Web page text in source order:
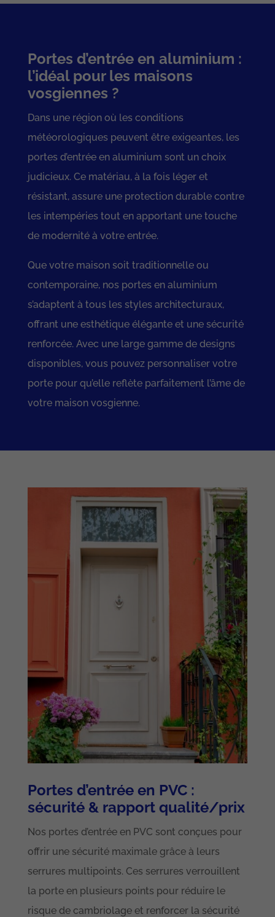
Portes d’entrée en aluminium :
l’idéal pour les maisons
vosgiennes ?
Dans une région où les conditions
météorologiques peuvent être exigeantes, les
portes d’entrée en aluminium sont un choix
judicieux. Ce matériau, à la fois léger et
résistant, assure une protection durable contre
les intempéries tout en apportant une touche
de modernité à votre entrée.
Que votre maison soit traditionnelle ou
contemporaine, nos portes en aluminium
s’adaptent à tous les styles architecturaux,
offrant une esthétique élégante et une sécurité
renforcée. Avec une large gamme de designs
disponibles, vous pouvez personnaliser votre
porte pour qu’elle reflète parfaitement l’âme de
votre maison vosgienne.
Portes d’entrée en PVC :
sécurité & rapport qualité/prix
Nos portes d’entrée en PVC sont conçues pour
offrir une sécurité maximale grâce à leurs
serrures multipoints. Ces serrures verrouillent
la porte en plusieurs points pour réduire le
risque de cambriolage et renforcer la sécurité